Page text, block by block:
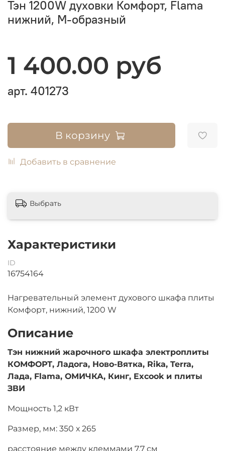
Тэн 1200W духовки Комфорт, Flama
нижний, М-образный
1 400.00 руб
арт. 401273
В корзину
Добавить в сравнение
Характеристики
ID
16754164
Нагревательный элемент духового шкафа плиты
Комфорт, нижний, 1200 W
Описание
Тэн нижний жарочного шкафа электроплиты
КОМФОРТ, Ладога, Ново-Вятка, Rika, Terra,
Лада, Flama, ОМИЧКА, Кинг, Excook и плиты
ЗВИ
Мощность 1,2 кВт
Размер, мм: 350 х 265
расстояние между клеммами 7,7 см
Выбрать